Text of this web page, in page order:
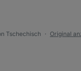
Tschechisch ●
Original